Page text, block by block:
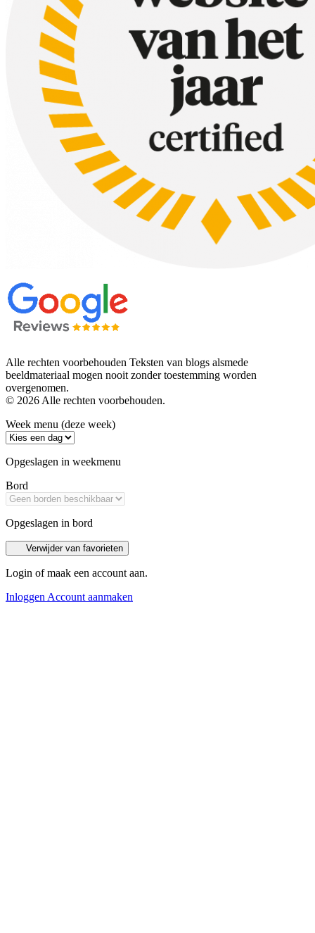
Wil je langer van je verse kruiden kunnen genieten? Verpak je
Tip 9 Stukje eischaal verwijderen
Oeh, dit overkomt mij regelmatig. Ik breek een ei boven de pan of
Tip 10 Koffiebonen
Een geopende zak koffiebonen verliest naar verloop van tijd zijn
Alle rechten voorbehouden Teksten van blogs alsmede
beeldmateriaal mogen nooit zonder toestemming worden
overgenomen.
© 2026 Alle rechten voorbehouden.
Week menu (deze week)
Opgeslagen in weekmenu
Bord
Opgeslagen in bord
Verwijder van favorieten
Login of maak een account aan.
InloggenAccount aanmaken